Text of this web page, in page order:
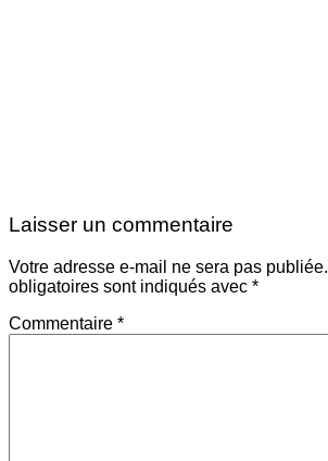
Laisser un commentaire
Votre adresse e-mail ne sera pas publiée.
obligatoires sont indiqués avec *
Commentaire *